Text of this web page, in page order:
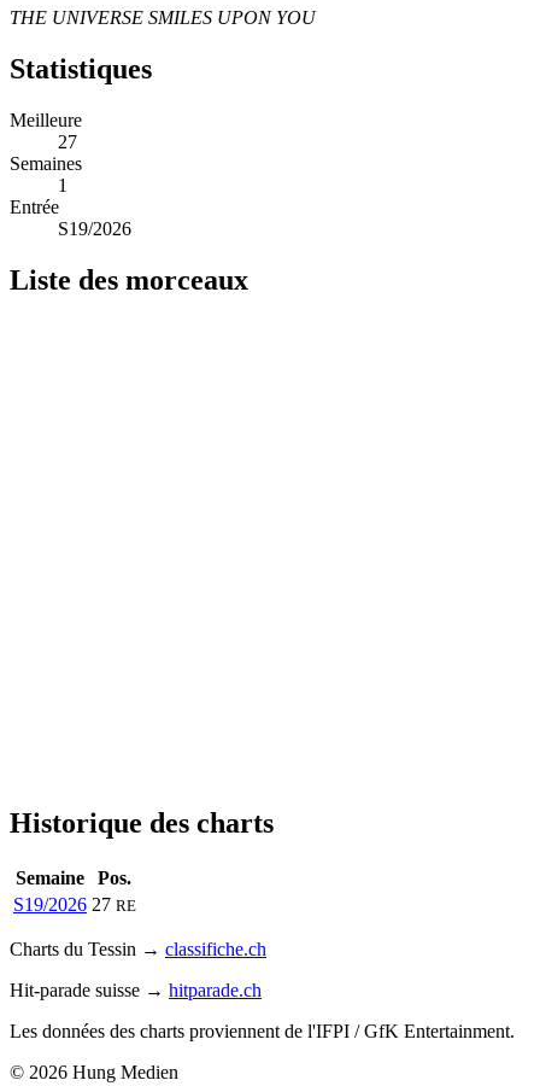
THE UNIVERSE SMILES UPON YOU
Statistiques
Meilleure
27
Semaines
1
Entrée
S19/2026
Liste des morceaux
Historique des charts
Semaine
Pos.
S19/2026 27 RE
Charts du Tessin → classifiche.ch
Hit-parade suisse → hitparade.ch
Les données des charts proviennent de l'IFPI / GfK Entertainment.
© 2026 Hung Medien